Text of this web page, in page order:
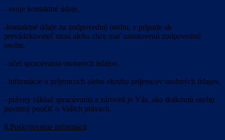
- svoje kontaktné údaje,
-kontaktné údaje na zodpovednú osobu, v prípade ak
prevádzkovateľ musí alebo chce mať ustanovenú zodpovednú
osobu,
- účel spracúvania osobných údajov,
- informácie o príjemcoch alebo okruhu príjemcov osobných údajov,
- právny základ spracúvania a zároveň je Vás, ako dotknutú osobu
povinný poučiť o Vašich právach.
8.Poskytovanie informácii